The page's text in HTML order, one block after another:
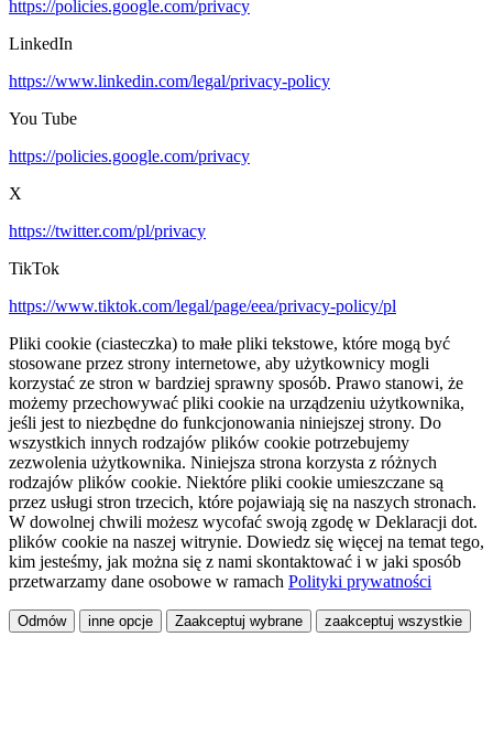
https://policies.google.com/privacy
LinkedIn
https://www.linkedin.com/legal/privacy-policy
You Tube
https://policies.google.com/privacy
X
https://twitter.com/pl/privacy
TikTok
https://www.tiktok.com/legal/page/eea/privacy-policy/pl
Pliki cookie (ciasteczka) to małe pliki tekstowe, które mogą być
stosowane przez strony internetowe, aby użytkownicy mogli
korzystać ze stron w bardziej sprawny sposób. Prawo stanowi, że
możemy przechowywać pliki cookie na urządzeniu użytkownika,
jeśli jest to niezbędne do funkcjonowania niniejszej strony. Do
wszystkich innych rodzajów plików cookie potrzebujemy
zezwolenia użytkownika. Niniejsza strona korzysta z różnych
rodzajów plików cookie. Niektóre pliki cookie umieszczane są
przez usługi stron trzecich, które pojawiają się na naszych stronach.
W dowolnej chwili możesz wycofać swoją zgodę w Deklaracji dot.
plików cookie na naszej witrynie. Dowiedz się więcej na temat tego,
kim jesteśmy, jak można się z nami skontaktować i w jaki sposób
przetwarzamy dane osobowe w ramach Polityki prywatności
Odmów inne opcje Zaakceptuj wybrane zaakceptuj wszystkie